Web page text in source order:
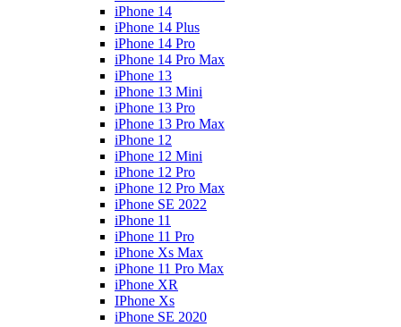
iPhone 14
iPhone 14 Plus
iPhone 14 Pro
iPhone 14 Pro Max
iPhone 13
iPhone 13 Mini
iPhone 13 Pro
iPhone 13 Pro Max
iPhone 12
iPhone 12 Mini
iPhone 12 Pro
iPhone 12 Pro Max
iPhone SE 2022
iPhone 11
iPhone 11 Pro
iPhone Xs Max
iPhone 11 Pro Max
iPhone XR
IPhone Xs
iPhone SE 2020